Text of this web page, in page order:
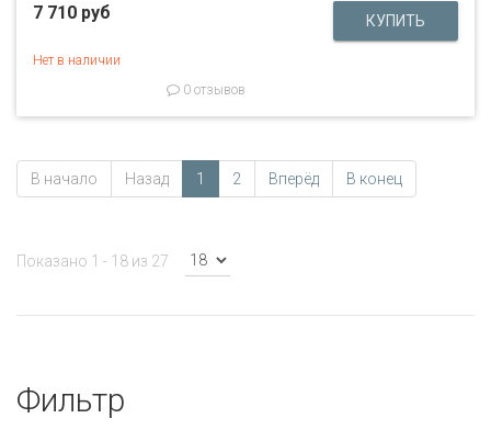
7 710 руб
Нет в наличии
0 отзывов
В начало Назад 1 2 Вперёд В конец
Показано 1 - 18 из 27
Фильтр